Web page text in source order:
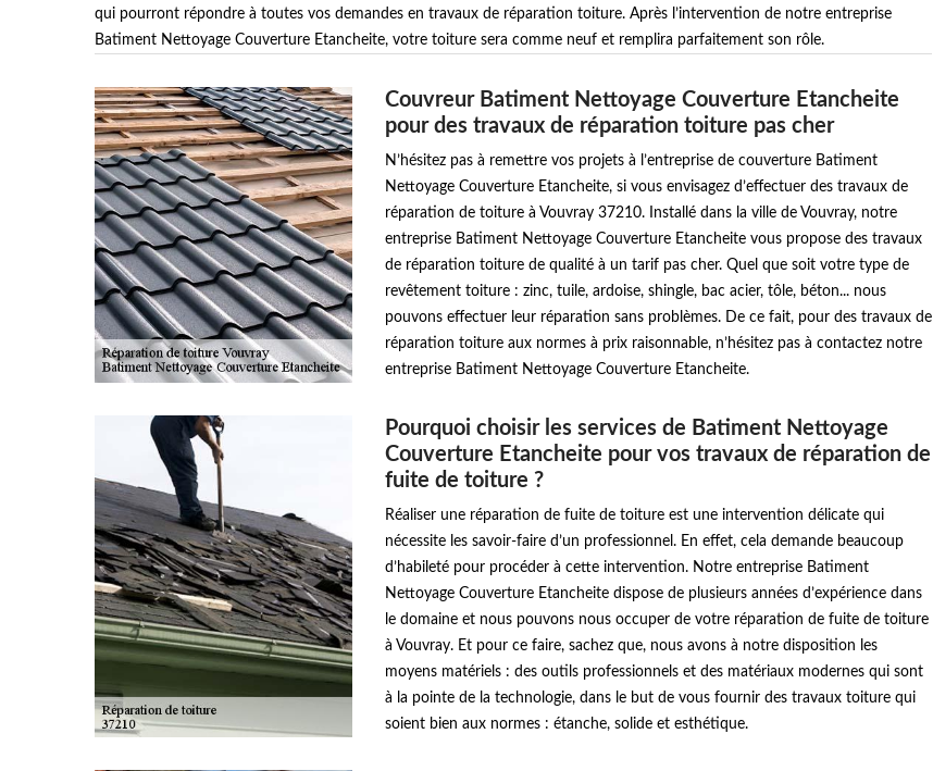
qui pourront répondre à toutes vos demandes en travaux de réparation toiture. Après l’intervention de notre entreprise
Batiment Nettoyage Couverture Etancheite, votre toiture sera comme neuf et remplira parfaitement son rôle.
Couvreur Batiment Nettoyage Couverture Etancheite
pour des travaux de réparation toiture pas cher
N’hésitez pas à remettre vos projets à l’entreprise de couverture Batiment
Nettoyage Couverture Etancheite, si vous envisagez d’effectuer des travaux de
réparation de toiture à Vouvray 37210. Installé dans la ville de Vouvray, notre
entreprise Batiment Nettoyage Couverture Etancheite vous propose des travaux
de réparation toiture de qualité à un tarif pas cher. Quel que soit votre type de
revêtement toiture : zinc, tuile, ardoise, shingle, bac acier, tôle, béton... nous
pouvons effectuer leur réparation sans problèmes. De ce fait, pour des travaux de
réparation toiture aux normes à prix raisonnable, n’hésitez pas à contactez notre
entreprise Batiment Nettoyage Couverture Etancheite.
Pourquoi choisir les services de Batiment Nettoyage
Couverture Etancheite pour vos travaux de réparation de
fuite de toiture ?
Réaliser une réparation de fuite de toiture est une intervention délicate qui
nécessite les savoir-faire d’un professionnel. En effet, cela demande beaucoup
d’habileté pour procéder à cette intervention. Notre entreprise Batiment
Nettoyage Couverture Etancheite dispose de plusieurs années d’expérience dans
le domaine et nous pouvons nous occuper de votre réparation de fuite de toiture
à Vouvray. Et pour ce faire, sachez que, nous avons à notre disposition les
moyens matériels : des outils professionnels et des matériaux modernes qui sont
à la pointe de la technologie, dans le but de vous fournir des travaux toiture qui
soient bien aux normes : étanche, solide et esthétique.